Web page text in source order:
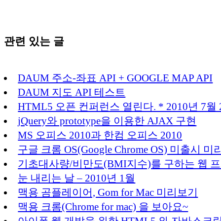
관련 있는 글
DAUM 주소-좌표 API + GOOGLE MAP API
DAUM 지도 API 테스트
HTML5 오픈 컨퍼런스 열린다. * 2010년 7월
jQuery와 prototype을 이용한 AJAX 구현
MS 오피스 2010과 한컴 오피스 2010
구글 크롬 OS(Google Chrome OS) 미출시 미
기초대사량/비만도(BMI지수)를 구하는 웹
눈 내리는 날 – 2010년 1월
맥용 곰플레이어, Gom for Mac 미리보기
맥용 크롬(Chrome for mac) 을 보아요~